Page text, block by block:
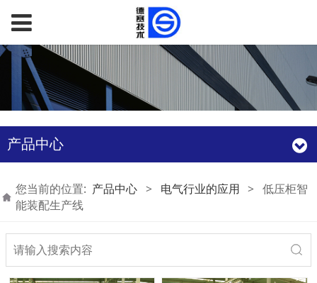
产品中心
您当前的位置: 产品中心 > 电气行业的应用 >
低压柜智
能装配生产线